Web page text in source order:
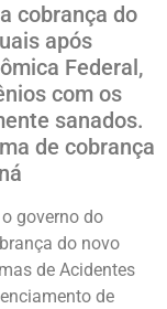
cobrança do
após
Federal,
com os
sanados.
de cobrança
governo do
do novo
de Acidentes
de